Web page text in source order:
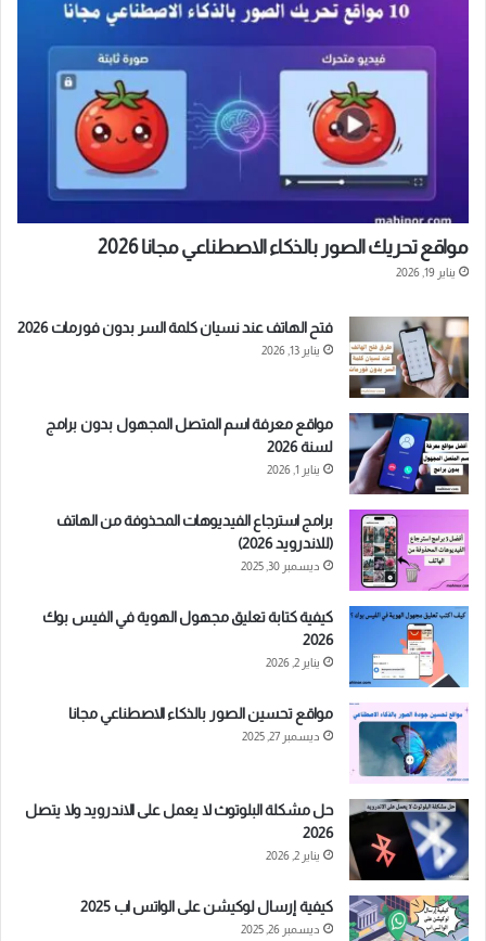
مواقع تحريك الصور بالذكاء الاصطناعي مجانا 2026
يناير 19, 2026
فتح الهاتف عند نسيان كلمة السر بدون فورمات 2026
يناير 13, 2026
مواقع معرفة اسم المتصل المجهول بدون برامج
لسنة 2026
يناير 1, 2026
برامج استرجاع الفيديوهات المحذوفة من الهاتف
(للاندرويد 2026)
ديسمبر 30, 2025
كيفية كتابة تعليق مجهول الهوية في الفيس بوك
2026
يناير 2, 2026
مواقع تحسين الصور بالذكاء الاصطناعي مجانا
ديسمبر 27, 2025
حل مشكلة البلوتوث لا يعمل على الاندرويد ولا يتصل
2026
يناير 2, 2026
كيفية إرسال لوكيشن على الواتس اب 2025
ديسمبر 26, 2025